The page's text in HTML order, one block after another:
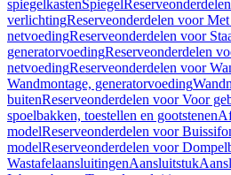
spiegelkastenSpiegel
verlichtingReserveonderdelen voor
netvoedingReserveonderdelen voor
generatorvoedingReserveonderdelen
netvoedingReserveonderdelen voor
Wandmontage, generatorvoeding
buitenReserveonderdelen voor Voor
spoelbakken, toestellen en gootstenen
modelReserveonderdelen voor
modelReserveonderdelen voor
WastafelaansluitingenAansluitstuk